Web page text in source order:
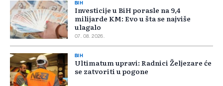
BIH
Investicije u BiH porasle na 9,4
milijarde KM: Evo u šta se najviše
ulagalo
07. 08. 2026.
BIH
Ultimatum upravi: Radnici Željezare će
se zatvoriti u pogone